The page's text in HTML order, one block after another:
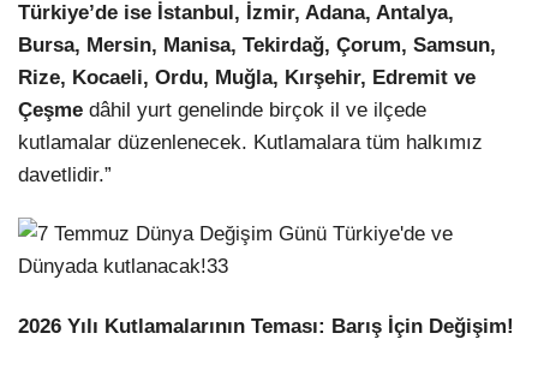
Türkiye’de ise İstanbul, İzmir, Adana, Antalya,
Bursa, Mersin, Manisa, Tekirdağ, Çorum, Samsun,
Rize, Kocaeli, Ordu, Muğla, Kırşehir, Edremit ve
Çeşme dâhil yurt genelinde birçok il ve ilçede
kutlamalar düzenlenecek. Kutlamalara tüm halkımız
davetlidir.”
2026 Yılı Kutlamalarının Teması: Barış İçin Değişim!